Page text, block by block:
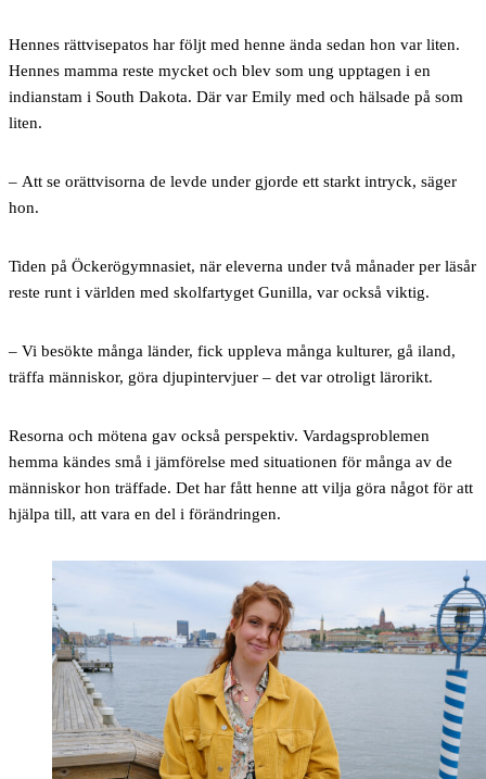
Hennes rättvisepatos har följt med henne ända sedan hon var liten.
Hennes mamma reste mycket och blev som ung upptagen i en
indianstam i South Dakota. Där var Emily med och hälsade på som
liten.
– Att se orättvisorna de levde under gjorde ett starkt intryck, säger
hon.
Tiden på Öckerögymnasiet, när eleverna under två månader per läsår
reste runt i världen med skolfartyget Gunilla, var också viktig.
– Vi besökte många länder, fick uppleva många kulturer, gå iland,
träffa människor, göra djupintervjuer – det var otroligt lärorikt.
Resorna och mötena gav också perspektiv. Vardagsproblemen
hemma kändes små i jämförelse med situationen för många av de
människor hon träffade. Det har fått henne att vilja göra något för att
hjälpa till, att vara en del i förändringen.